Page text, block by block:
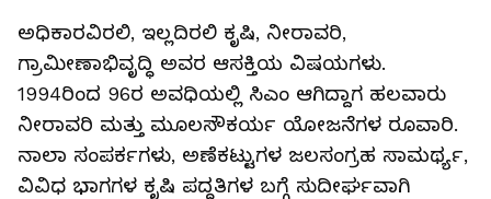
ಅಧಿಕಾರವಿರಲಿ, ಇಲ್ಲದಿರಲಿ ಕೃಷಿ, ನೀರಾವರಿ,
ಗ್ರಾಮೀಣಾಭಿವೃದ್ಧಿ ಅವರ ಆಸಕ್ತಿಯ ವಿಷಯಗಳು.
1994ರಿಂದ 96ರ ಅವಧಿಯಲ್ಲಿ ಸಿಎಂ ಆಗಿದ್ದಾಗ ಹಲವಾರು
ನೀರಾವರಿ ಮತ್ತು ಮೂಲಸೌಕರ್ಯ ಯೋಜನೆಗಳ ರೂವಾರಿ.
ನಾಲಾ ಸಂಪರ್ಕಗಳು, ಅಣೆಕಟ್ಟುಗಳ ಜಲಸಂಗ್ರಹ ಸಾಮರ್ಥ್ಯ,
ವಿವಿಧ ಭಾಗಗಳ ಕೃಷಿ ಪದ್ಧತಿಗಳ ಬಗ್ಗೆ ಸುದೀರ್ಘವಾಗಿ